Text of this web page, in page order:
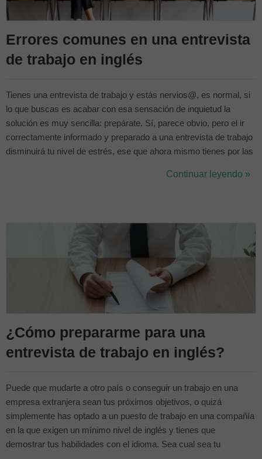
Errores comunes en una entrevista
de trabajo en inglés
Tienes una entrevista de trabajo y estás nervios@, es normal, si
lo que buscas es acabar con esa sensación de inquietud la
solución es muy sencilla: prepárate. Sí, parece obvio, pero el ir
correctamente informado y preparado a una entrevista de trabajo
disminuirá tu nivel de estrés, ese que ahora mismo tienes por las
de inglés seguramente tu reclutador/ora quiera compro...
Continuar leyendo »
¿Cómo prepararme para una
entrevista de trabajo en inglés?
Puede que mudarte a otro país o conseguir un trabajo en una
empresa extranjera sean tus próximos objetivos, o quizá
simplemente has optado a un puesto de trabajo en una compañía
en la que exigen un mínimo nivel de inglés y tienes que
demostrar tus habilidades con el idioma. Sea cual sea tu